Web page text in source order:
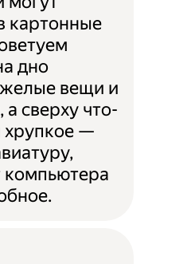
картонные
дно
вещи и
сверху что-
хрупкое —
компьютера